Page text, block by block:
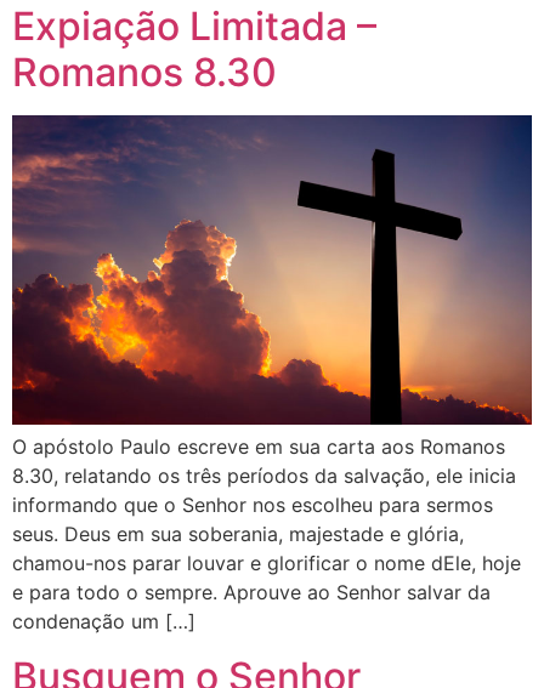
Expiação Limitada –
Romanos 8.30
O apóstolo Paulo escreve em sua carta aos Romanos
8.30, relatando os três períodos da salvação, ele inicia
informando que o Senhor nos escolheu para sermos
seus. Deus em sua soberania, majestade e glória,
chamou-nos parar louvar e glorificar o nome dEle, hoje
e para todo o sempre. Aprouve ao Senhor salvar da
condenação um […]
Busquem o Senhor